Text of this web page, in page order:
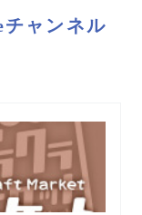
ャンネル